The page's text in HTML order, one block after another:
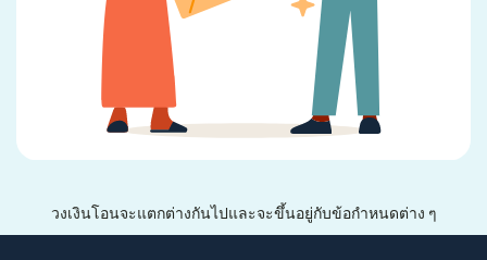
วงเงินโอนจะแตกต่างกันไปและจะขึ้นอยู่กับข้อกำหนดต่าง ๆ